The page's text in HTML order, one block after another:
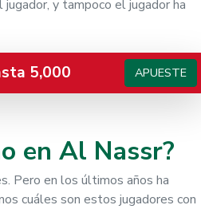
y tampoco el jugador ha
5,000 APUESTE
en Al Nassr?
Pero en los últimos años ha
cuáles son estos jugadores con